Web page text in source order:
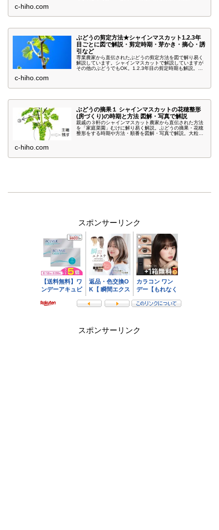
c-hiho.com
ぶどうの剪定方法★シャインマスカット1.2.3年
目ごとに図で解説・剪定時期・芽かき・摘心・誘
引など
専業農家から直伝されたぶどうの剪定方法を図で解り易く
解説しています。シャインマスカットで解説していますが
その他のぶどうでもOK。1.2.3年目の剪定時期も解説。基
c-hiho.com
ぶどうの摘果１ シャインマスカットの花穂整形
(房づくり)の時期と方法 図解・写真で解説
親戚の３軒のシャインマスカット農家から直伝された方法
を「家庭菜園」むけに解り易く解説。ぶどうの摘果・花穂
整形をする時期や方法・順番を図解・写真で解説。大粒の
c-hiho.com
スポンサーリンク
スポンサーリンク